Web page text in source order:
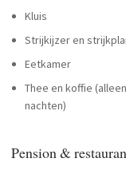
Kluis
Strijkijzer en
Eetkamer
Thee en koffie
nachten)
Pension &